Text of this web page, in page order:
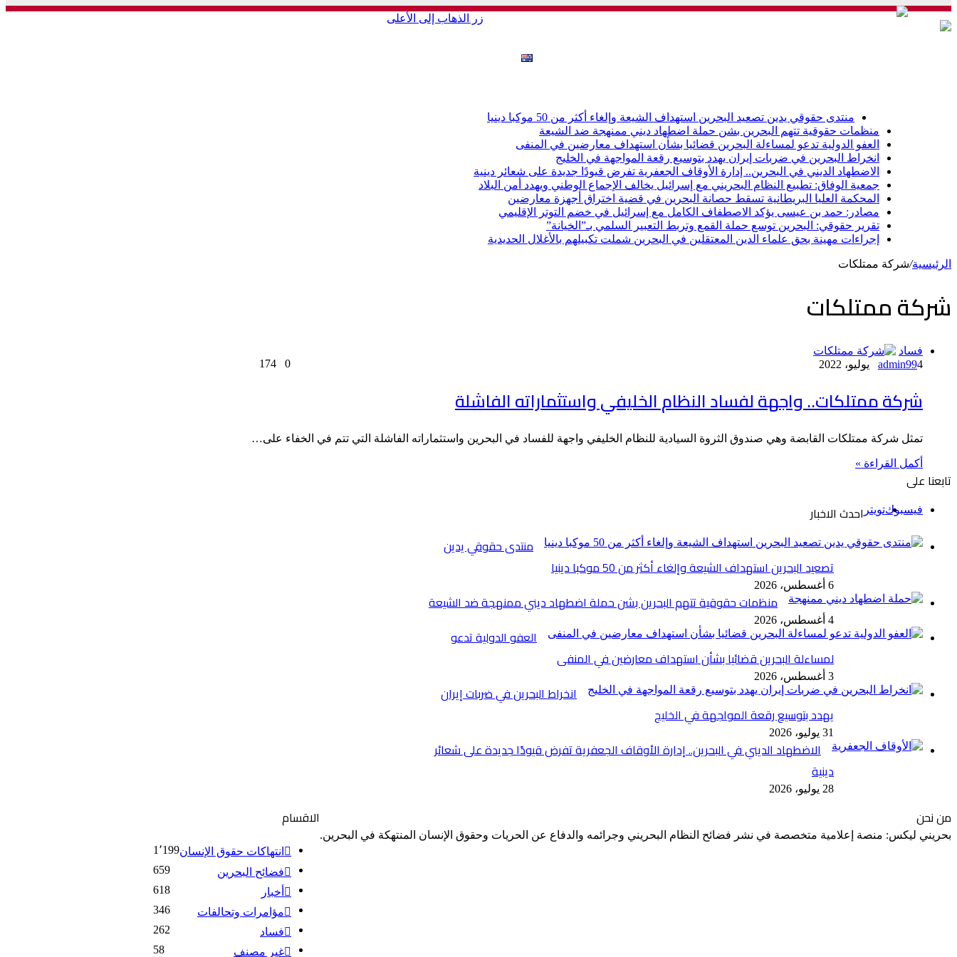
أخبار عاجلة منتدى حقوقي يدين تصعيد البحرين استهداف الشيعة وإلغاء أكثر من 50 موكبا دينيا
منظمات حقوقية تتهم البحرين بشن حملة اضطهاد ديني ممنهجة ضد الشيعة
العفو الدولية تدعو لمساءلة البحرين قضائيا بشأن استهداف معارضين في المنفى
انخراط البحرين في ضربات إيران يهدد بتوسيع رقعة المواجهة في الخليج
الاضطهاد الديني في البحرين.. إدارة الأوقاف الجعفرية تفرض قيودًا جديدة على شعائر دينية
جمعية الوفاق: تطبيع النظام البحريني مع إسرائيل يخالف الإجماع الوطني ويهدد أمن البلاد
المحكمة العليا البريطانية تسقط حصانة البحرين في قضية اختراق أجهزة معارضين
مصادر: حمد بن عيسى يؤكد الاصطفاف الكامل مع إسرائيل في خضم التوتر الإقليمي
تقرير حقوقي: البحرين توسع حملة القمع وتربط التعبير السلمي بـ”الخيانة”
إجراءات مهينة بحق علماء الدين المعتقلين في البحرين شملت تكبيلهم بالأغلال الحديدية
الرئيسية/شركة ممتلكات
شركة ممتلكات
فساد
admin994 يوليو، 2022 0
شركة ممتلكات.. واجهة لفساد النظام الخليفي واستثماراته الفاشلة
تمثل شركة ممتلكات القابضة وهي صندوق الثروة السيادية للنظام الخليفي واجهة للفساد في البحرين واستثماراته الفاشلة التي تتم في الخفاء على…
أكمل القراءة »
تابعنا على
فيسبوكتويتر احدث الاخبار
منتدى حقوقي يدين
تصعيد البحرين استهداف الشيعة وإلغاء أكثر من 50 موكبا دينيا
6 أغسطس، 2026
منظمات حقوقية تتهم البحرين بشن حملة اضطهاد ديني ممنهجة ضد الشيعة
4 أغسطس، 2026
العفو الدولية تدعو
لمساءلة البحرين قضائيا بشأن استهداف معارضين في المنفى
3 أغسطس، 2026
انخراط البحرين في ضربات إيران
يهدد بتوسيع رقعة المواجهة في الخليج
31 يوليو، 2026
الاضطهاد الديني في البحرين.. إدارة الأوقاف الجعفرية تفرض قيودًا جديدة على شعائر
دينية
28 يوليو، 2026
من نحن
بحريني ليكس: منصة إعلامية متخصصة في نشر فضائح النظام البحريني وجرائمه والدفاع عن الحريات وحقوق الإنسان المنتهكة في البحرين.
الاقسام
انتهاكات حقوق الإنسان1٬199
فضائح البحرين
659
أخبار
618
مؤامرات وتحالفات
346
فساد
262
غير مصنف
58
زر الذهاب إلى الأعلى